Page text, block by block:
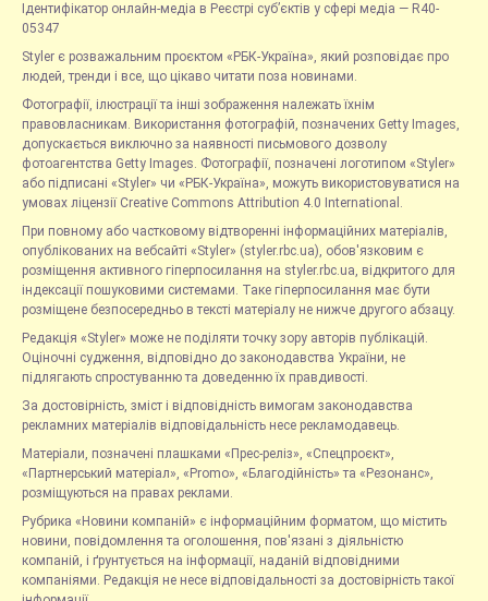
Ідентифікатор онлайн-медіа в Реєстрі суб’єктів у сфері медіа — R40-
05347
Styler є розважальним проєктом «РБК-Україна», який розповідає про
людей, тренди і все, що цікаво читати поза новинами.
Фотографії, ілюстрації та інші зображення належать їхнім
правовласникам. Використання фотографій, позначених Getty Images,
допускається виключно за наявності письмового дозволу
фотоагентства Getty Images. Фотографії, позначені логотипом «Styler»
або підписані «Styler» чи «РБК-Україна», можуть використовуватися на
умовах ліцензії Creative Commons Attribution 4.0 International.
При повному або частковому відтворенні інформаційних матеріалів,
опублікованих на вебсайті «Styler» (styler.rbc.ua), обов'язковим є
розміщення активного гіперпосилання на styler.rbc.ua, відкритого для
індексації пошуковими системами. Таке гіперпосилання має бути
розміщене безпосередньо в тексті матеріалу не нижче другого абзацу.
Редакція «Styler» може не поділяти точку зору авторів публікацій.
Оціночні судження, відповідно до законодавства України, не
підлягають спростуванню та доведенню їх правдивості.
За достовірність, зміст і відповідність вимогам законодавства
рекламних матеріалів відповідальність несе рекламодавець.
Матеріали, позначені плашками «Прес-реліз», «Спецпроєкт»,
«Партнерський матеріал», «Promo», «Благодійність» та «Резонанс»,
розміщуються на правах реклами.
Рубрика «Новини компаній» є інформаційним форматом, що містить
новини, повідомлення та оголошення, пов'язані з діяльністю
компаній, і ґрунтується на інформації, наданій відповідними
компаніями. Редакція не несе відповідальності за достовірність такої